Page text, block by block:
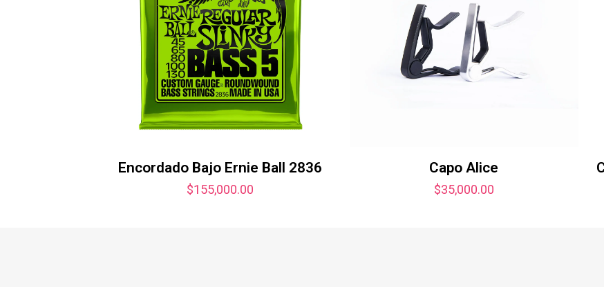
Encordado Bajo Ernie Ball 2836
$155,000.00
Capo Alice
$35,000.00